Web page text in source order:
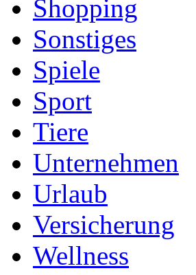
Shopping
Sonstiges
Spiele
Sport
Tiere
Unternehmen
Urlaub
Versicherung
Wellness